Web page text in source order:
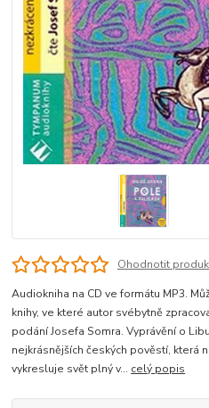
Ohodnotit
Audiokniha na CD ve formátu MP3.
knihy, ve které autor svébytně
podání Josefa Somra. Vyprávění o
nejkrásnějších českých pověstí, která
vykresluje svět plný v... celý popis